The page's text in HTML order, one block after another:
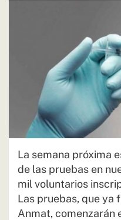
La semana próxima
de las pruebas en
mil voluntarios
Las pruebas, que ya
Anmat, comenzarán